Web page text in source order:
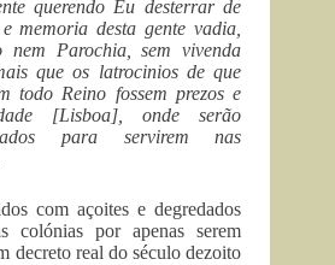
querendo Eu desterrar de
memoria desta gente vadia,
nem Parochia, sem vivenda
que os latrocinios de que
todo Reino fossem prezos e
[Lisboa], onde serão
para servirem nas
com açoites e degredados
colónias por apenas serem
decreto real do século dezoito